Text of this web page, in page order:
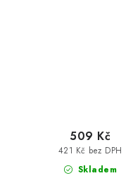
Skladem
421 Kč bez DPH
509 Kč